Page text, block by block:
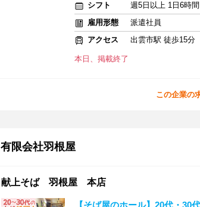
シフト
週5日以上 1日6時
雇用形態
派遣社員
アクセス
出雲市駅 徒歩15分
本日、掲載終了
この企業の
有限会社羽根屋
献上そば 羽根屋 本店
【そば屋のホール】20代・30